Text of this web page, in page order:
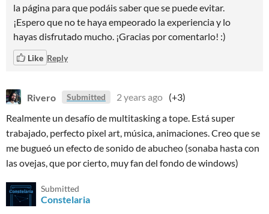
la página para que podáis saber que se puede evitar.
¡Espero que no te haya empeorado la experiencia y lo
hayas disfrutado mucho. ¡Gracias por comentarlo! :)
Like Reply
Rivero Submitted 2 years ago (+3)
Realmente un desafío de multitasking a tope. Está super
trabajado, perfecto pixel art, música, animaciones. Creo que se
me bugueó un efecto de sonido de abucheo (sonaba hasta con
las ovejas, que por cierto, muy fan del fondo de windows)
Submitted
Constelaria